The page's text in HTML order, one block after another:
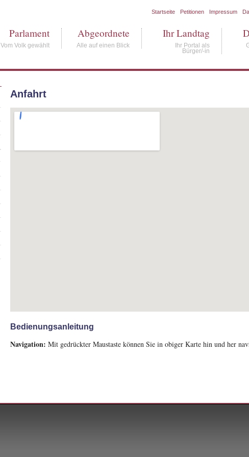
Startseite Petitionen Impressum
Parlament
Vom Volk gewählt
Abgeordnete
Alle auf einen Blick
Ihr Landtag
Ihr Portal als
Bürger/-in
Anfahrt
Bedienungsanleitung
Navigation: Mit gedrückter Maustaste können Sie in obiger Karte hin und her